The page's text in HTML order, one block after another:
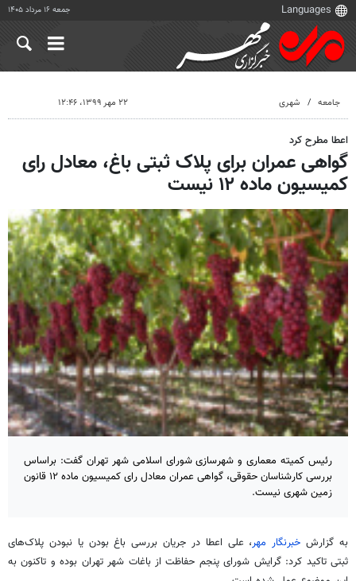
جمعه ۱۶ مرداد ۱۴۰۵
جامعه شهری ۲۲ مهر ۱۳۹۹، ۱۲:۴۶
اعطا مطرح کرد
گواهی عمران برای پلاک ثبتی باغ، معادل رای
کمیسیون ماده ۱۲ نیست
رئیس کمیته معماری و شهرسازی شورای اسلامی شهر تهران گفت: براساس
بررسی کارشناسان حقوقی، گواهی عمران معادل رای کمیسیون ماده ۱۲ قانون
زمین شهری نیست.
به گزارشخبرنگار مهر، علی اعطا در جریان بررسی باغ بودن یا نبودن پلاک‌های
ثبتی تاکید کرد: گرایش شورای پنجم حفاظت از باغات شهر تهران بوده و تاکنون به